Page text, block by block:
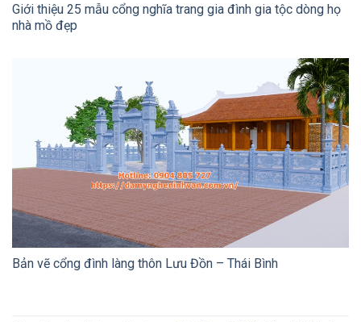
Giới thiệu 25 mẫu cổng nghĩa trang gia đình gia tộc dòng họ
nhà mồ đẹp
Bản vẽ cổng đình làng thôn Lưu Đồn – Thái Bình